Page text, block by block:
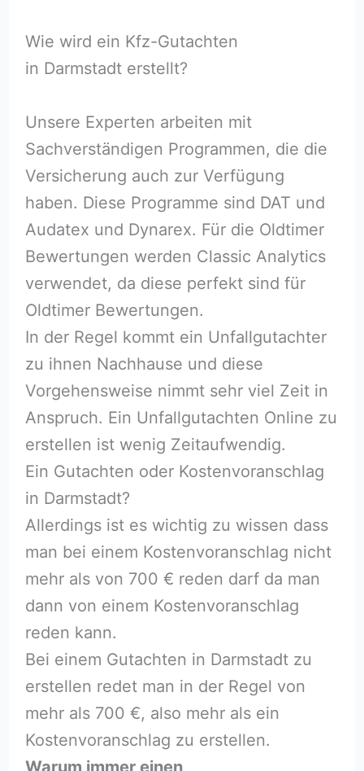
Wie wird ein Kfz-Gutachten
in Darmstadt erstellt?
Unsere Experten arbeiten mit
Sachverständigen Programmen, die die
Versicherung auch zur Verfügung
haben. Diese Programme sind DAT und
Audatex und Dynarex. Für die Oldtimer
Bewertungen werden Classic Analytics
verwendet, da diese perfekt sind für
Oldtimer Bewertungen.
In der Regel kommt ein Unfallgutachter
zu ihnen Nachhause und diese
Vorgehensweise nimmt sehr viel Zeit in
Anspruch. Ein Unfallgutachten Online zu
erstellen ist wenig Zeitaufwendig.
Ein Gutachten oder Kostenvoranschlag
in Darmstadt?
Allerdings ist es wichtig zu wissen dass
man bei einem Kostenvoranschlag nicht
mehr als von 700 € reden darf da man
dann von einem Kostenvoranschlag
reden kann.
Bei einem Gutachten in Darmstadt zu
erstellen redet man in der Regel von
mehr als 700 €, also mehr als ein
Kostenvoranschlag zu erstellen.
Warum immer einen